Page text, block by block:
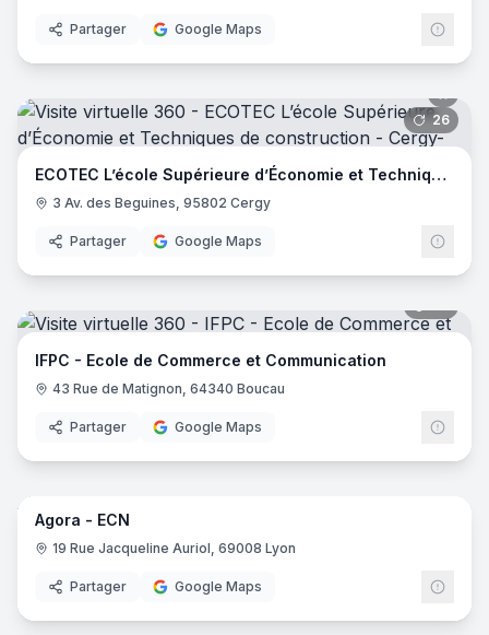
Partager Google Maps
26
ECOTEC L’école Supérieure d’Économie et Techniques de construction
3 Av. des Beguines, 95802 Cergy
Partager Google Maps
IFPC - Ecole de Commerce et Communication
43 Rue de Matignon, 64340 Boucau
Partager Google Maps
32
Agora - ECN
19 Rue Jacqueline Auriol, 69008 Lyon
Partager Google Maps